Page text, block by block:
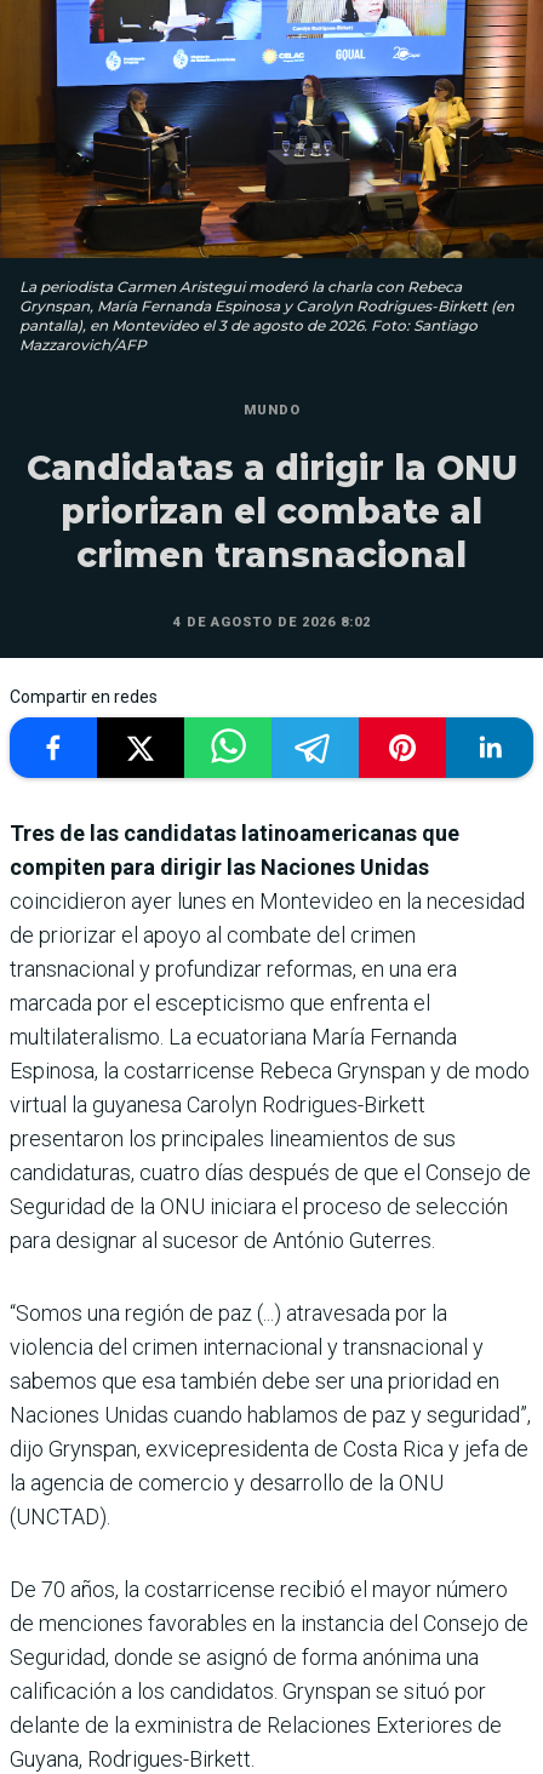
La periodista Carmen Aristegui moderó la charla con Rebeca
Grynspan, María Fernanda Espinosa y Carolyn Rodrigues-Birkett (en
pantalla), en Montevideo el 3 de agosto de 2026. Foto: Santiago
Mazzarovich/AFP
MUNDO
Candidatas a dirigir la ONU
priorizan el combate al
crimen transnacional
4 DE AGOSTO DE 2026 8:02
Compartir en redes
Tres de las candidatas latinoamericanas que
compiten para dirigir las Naciones Unidas
coincidieron ayer lunes en Montevideo en la necesidad
de priorizar el apoyo al combate del crimen
transnacional y profundizar reformas, en una era
marcada por el escepticismo que enfrenta el
multilateralismo. La ecuatoriana María Fernanda
Espinosa, la costarricense Rebeca Grynspan y de modo
virtual la guyanesa Carolyn Rodrigues-Birkett
presentaron los principales lineamientos de sus
candidaturas, cuatro días después de que el Consejo de
Seguridad de la ONU iniciara el proceso de selección
para designar al sucesor de António Guterres.
“Somos una región de paz (...) atravesada por la
violencia del crimen internacional y transnacional y
sabemos que esa también debe ser una prioridad en
Naciones Unidas cuando hablamos de paz y seguridad”,
dijo Grynspan, exvicepresidenta de Costa Rica y jefa de
la agencia de comercio y desarrollo de la ONU
(UNCTAD).
De 70 años, la costarricense recibió el mayor número
de menciones favorables en la instancia del Consejo de
Seguridad, donde se asignó de forma anónima una
calificación a los candidatos. Grynspan se situó por
delante de la exministra de Relaciones Exteriores de
Guyana, Rodrigues-Birkett.